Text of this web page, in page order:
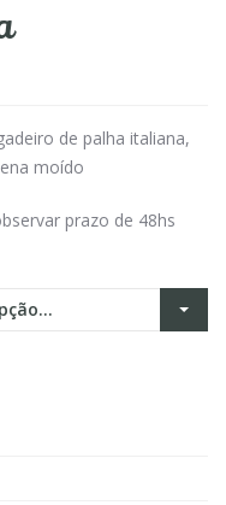
de palha italiana,
moído
prazo de 48hs